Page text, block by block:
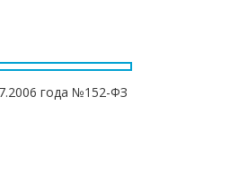
года №152-ФЗ